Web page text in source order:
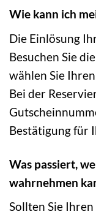
Wie kann ich
Die Einlösung
Besuchen Sie
wählen Sie
Bei der
Bestätigung für
Was passiert,
wahrnehmen
Sollten Sie